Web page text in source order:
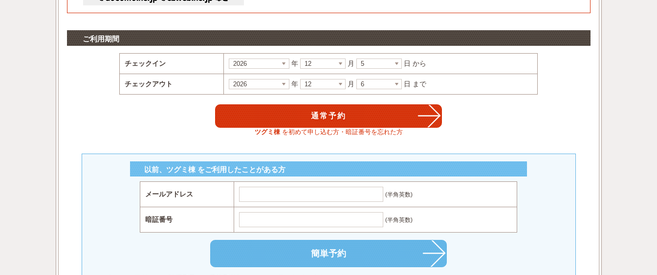
ご利用期間
チェックイン 年 月 日 から
チェックアウト 年 月 日 まで
ツグミ棟 を初めて申し込む方・暗証番号を忘れた方
以前、ツグミ棟 をご利用したことがある方
メールアドレス (半角英数)
暗証番号 (半角英数)